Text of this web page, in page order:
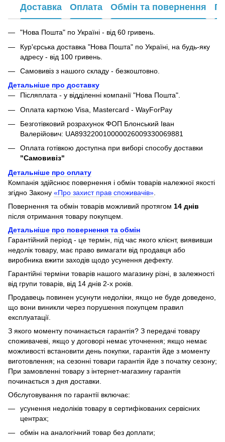
Доставка Оплата Обмін та повернення
"Нова Пошта" по Україні - від 60 гривень.
Кур'єрська доставка "Нова Пошта" по Україні, на будь-яку
адресу - від 100 гривень.
Самовивіз з нашого складу - безкоштовно.
Детальніше про доставку
Післяплата - у відділенні компанії "Нова Пошта".
Оплата карткою Visa, Mastercard - WayForPay
Безготівковий розрахунок ФОП Блонський Іван
Валерійович: UA893220010000026009330069881
Оплата готівкою доступна при виборі способу доставки
"Самовивіз"
Детальніше про оплату
Компанія здійснює повернення і обмін товарів належної якості
згідно Закону «Про захист прав споживачів»
Повернення та обмін товарів можливий протягом 14 днів
після отримання товару покупцем.
Детальніше про повернення та обмін
Гарантійний період - це термін, під час якого клієнт, виявивши
недолік товару, має право вимагати від продавця або
виробника вжити заходів щодо усунення дефекту.
Гарантійні терміни товарів нашого магазину різні, в залежності
від групи товарів, від 14 днів 2-х років.
Продавець повинен усунути недоліки, якщо не буде доведено,
що вони виникли через порушення покупцем правил
експлуатації.
З якого моменту починається гарантія? З передачі товару
споживачеві, якщо у договорі немає уточнення; якщо немає
можливості встановити день покупки, гарантія йде з моменту
виготовлення; на сезонні товари гарантія йде з початку сезону;
При замовленні товару з інтернет-магазину гарантія
починається з дня доставки.
Обслуговування по гарантії включає:
усунення недоліків товару в сертифікованих сервісних
центрах;
обмін на аналогічний товар без доплати;